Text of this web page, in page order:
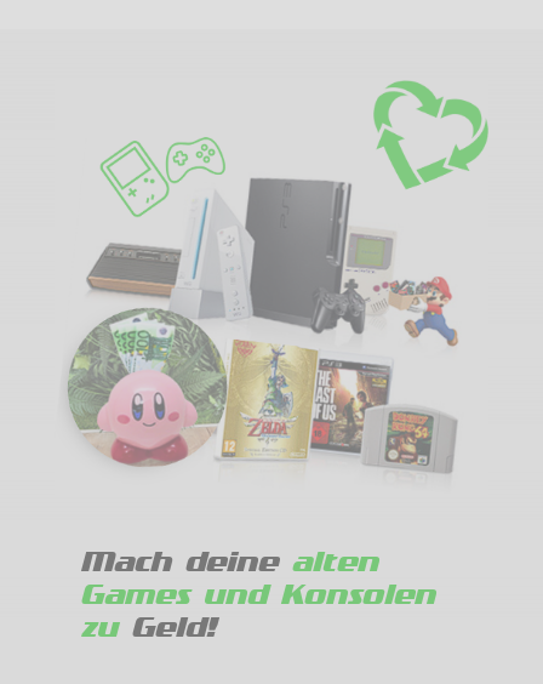
Mach deine alten
Games und Konsolen
zuGeld!